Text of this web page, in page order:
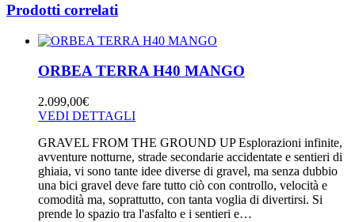
Prodotti correlati
ORBEA TERRA H40 MANGO
2.099,00€
VEDI DETTAGLI
GRAVEL FROM THE GROUND UP Esplorazioni infinite,
avventure notturne, strade secondarie accidentate e sentieri di
ghiaia, vi sono tante idee diverse di gravel, ma senza dubbio
una bici gravel deve fare tutto ciò con controllo, velocità e
comodità ma, soprattutto, con tanta voglia di divertirsi. Si
prende lo spazio tra l'asfalto e i sentieri e…